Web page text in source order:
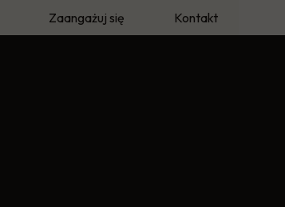
Zaangażuj się Kontakt